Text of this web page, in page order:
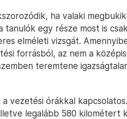
ha valaki
tanulók egy része most is
elméleti vizsgát.
forrásból, az nem a
teremtene
vezetési órákkal
legalább 580 kilométert